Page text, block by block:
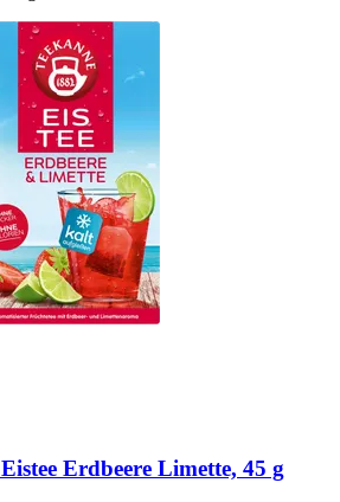
Eistee Erdbeere Limette, 45 g